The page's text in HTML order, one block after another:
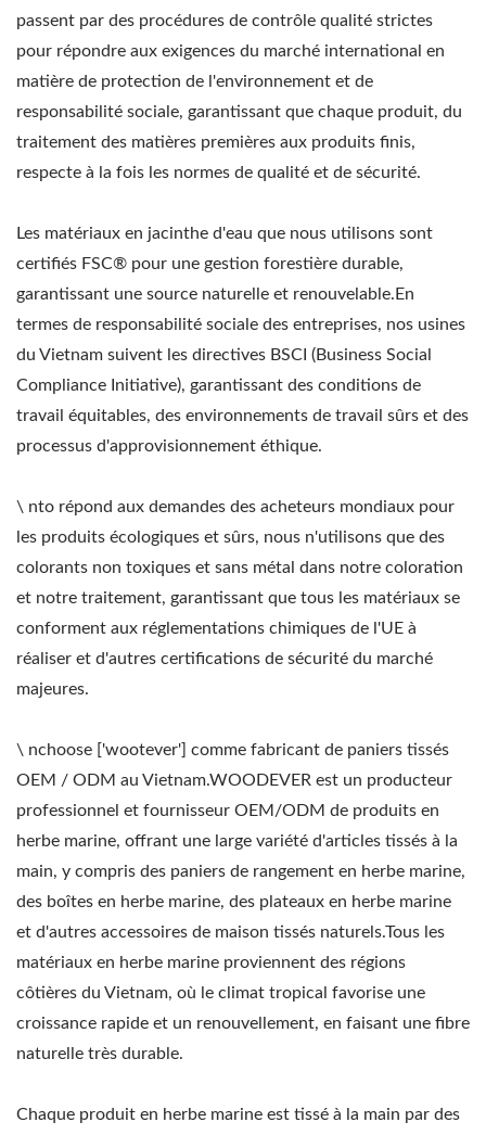
passent par des procédures de contrôle qualité strictes
pour répondre aux exigences du marché international en
matière de protection de l'environnement et de
responsabilité sociale, garantissant que chaque produit, du
traitement des matières premières aux produits finis,
respecte à la fois les normes de qualité et de sécurité.
Les matériaux en jacinthe d'eau que nous utilisons sont
certifiés FSC® pour une gestion forestière durable,
garantissant une source naturelle et renouvelable.En
termes de responsabilité sociale des entreprises, nos usines
du Vietnam suivent les directives BSCI (Business Social
Compliance Initiative), garantissant des conditions de
travail équitables, des environnements de travail sûrs et des
processus d'approvisionnement éthique.
\ nto répond aux demandes des acheteurs mondiaux pour
les produits écologiques et sûrs, nous n'utilisons que des
colorants non toxiques et sans métal dans notre coloration
et notre traitement, garantissant que tous les matériaux se
conforment aux réglementations chimiques de l'UE à
réaliser et d'autres certifications de sécurité du marché
majeures.
\ nchoose ['wootever'] comme fabricant de paniers tissés
OEM / ODM au Vietnam.WOODEVER est un producteur
professionnel et fournisseur OEM/ODM de produits en
herbe marine, offrant une large variété d'articles tissés à la
main, y compris des paniers de rangement en herbe marine,
des boîtes en herbe marine, des plateaux en herbe marine
et d'autres accessoires de maison tissés naturels.Tous les
matériaux en herbe marine proviennent des régions
côtières du Vietnam, où le climat tropical favorise une
croissance rapide et un renouvellement, en faisant une fibre
naturelle très durable.
Chaque produit en herbe marine est tissé à la main par des